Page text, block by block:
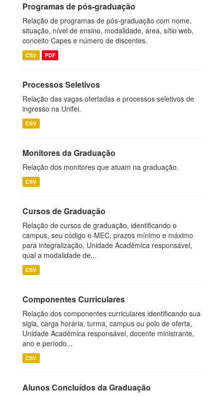
Programas de pós-graduação
Relação de programas de pós-graduação com nome,
situação, nível de ensino, modalidade, área, sítio web,
conceito Capes e número de discentes.
CSV PDF
Processos Seletivos
Relação das vagas ofertadas e processos seletivos de
ingresso na Unifei.
CSV
Monitores da Graduação
Relação dos monitores que atuam na graduação.
CSV
Cursos de Graduação
Relação de cursos de graduação, identificando o
campus, seu código e-MEC, prazos mínimo e máximo
para integralização, Unidade Acadêmica responsável,
qual a modalidade de...
CSV
Componentes Curriculares
Relação dos componentes curriculares identificando sua
sigla, carga horária, turma, campus ou polo de oferta,
Unidade Acadêmica responsável, docente ministrante,
ano e período...
CSV
Alunos Concluídos da Graduação